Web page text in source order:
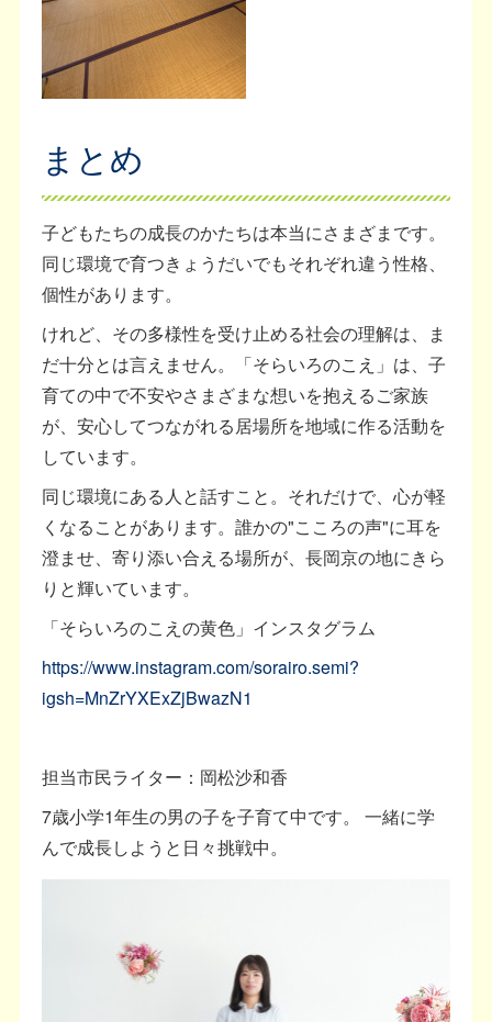
まとめ
子どもたちの成長のかたちは本当にさまざまです。
同じ環境で育つきょうだいでもそれぞれ違う性格、
個性があります。
けれど、その多様性を受け止める社会の理解は、ま
だ十分とは言えません。「そらいろのこえ」は、子
育ての中で不安やさまざまな想いを抱えるご家族
が、安心してつながれる居場所を地域に作る活動を
しています。
同じ環境にある人と話すこと。それだけで、心が軽
くなることがあります。誰かの"こころの声"に耳を
澄ませ、寄り添い合える場所が、長岡京の地にきら
りと輝いています。
「そらいろのこえの黄色」インスタグラム
https://www.instagram.com/sorairo.semi?
igsh=MnZrYXExZjBwazN1
担当市民ライター：岡松沙和香
7歳小学1年生の男の子を子育て中です。 一緒に学
んで成長しようと日々挑戦中。